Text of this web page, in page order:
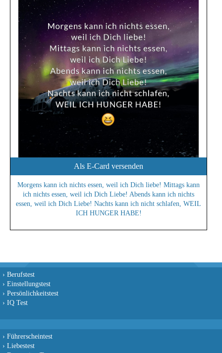
Als E-Card versenden
Morgens kann ich nichts essen, weil ich Dich liebe! Mittags kann
ich nichts essen, weil ich Dich Liebe! Abends kann ich nichts
essen, weil ich Dich Liebe! Nachts kann ich nicht schlafen, WEIL
ICH HUNGER HABE!
› Berufstest
› Einstellungstest
› Persönlichkeitstest
› IQ Test
› Führerscheintest
› Liebestest